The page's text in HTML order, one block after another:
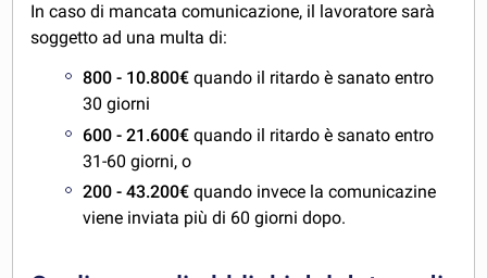
In caso di mancata comunicazione, il lavoratore sarà
soggetto ad una multa di:
800 - 10.800€ quando il ritardo è sanato entro
30 giorni
600 - 21.600€ quando il ritardo è sanato entro
31-60 giorni, o
200 - 43.200€quando invece la comunicazine
viene inviata più di 60 giorni dopo.